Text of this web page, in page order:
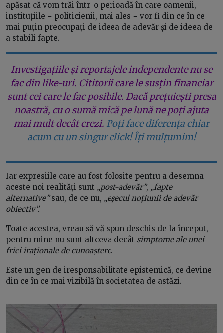
apăsat că vom trăi într-o perioadă în care oamenii,
instituțiile − politicienii, mai ales − vor fi din ce în ce
mai puțin preocupați de ideea de adevăr și de ideea de
a stabili fapte.
Investigațiile și reportajele independente nu se
fac din like-uri. Cititorii care le susțin financiar
sunt cei care le fac posibile. Dacă prețuiești presa
noastră, cu o sumă mică pe lună ne poți ajuta
mai mult decât crezi. Poți face diferența chiar
acum cu un singur click! Îți mulțumim!
Iar expresiile care au fost folosite pentru a desemna
aceste noi realități sunt „post-adevăr”, „fapte
alternative”sau, de ce nu, „eșecul noțiunii de adevăr
obiectiv”.
Toate acestea, vreau să vă spun deschis de la început,
pentru mine nu sunt altceva decât simptome ale unei
frici iraționale de cunoaștere.
Este un gen de iresponsabilitate epistemică, ce devine
din ce în ce mai vizibilă în societatea de astăzi.